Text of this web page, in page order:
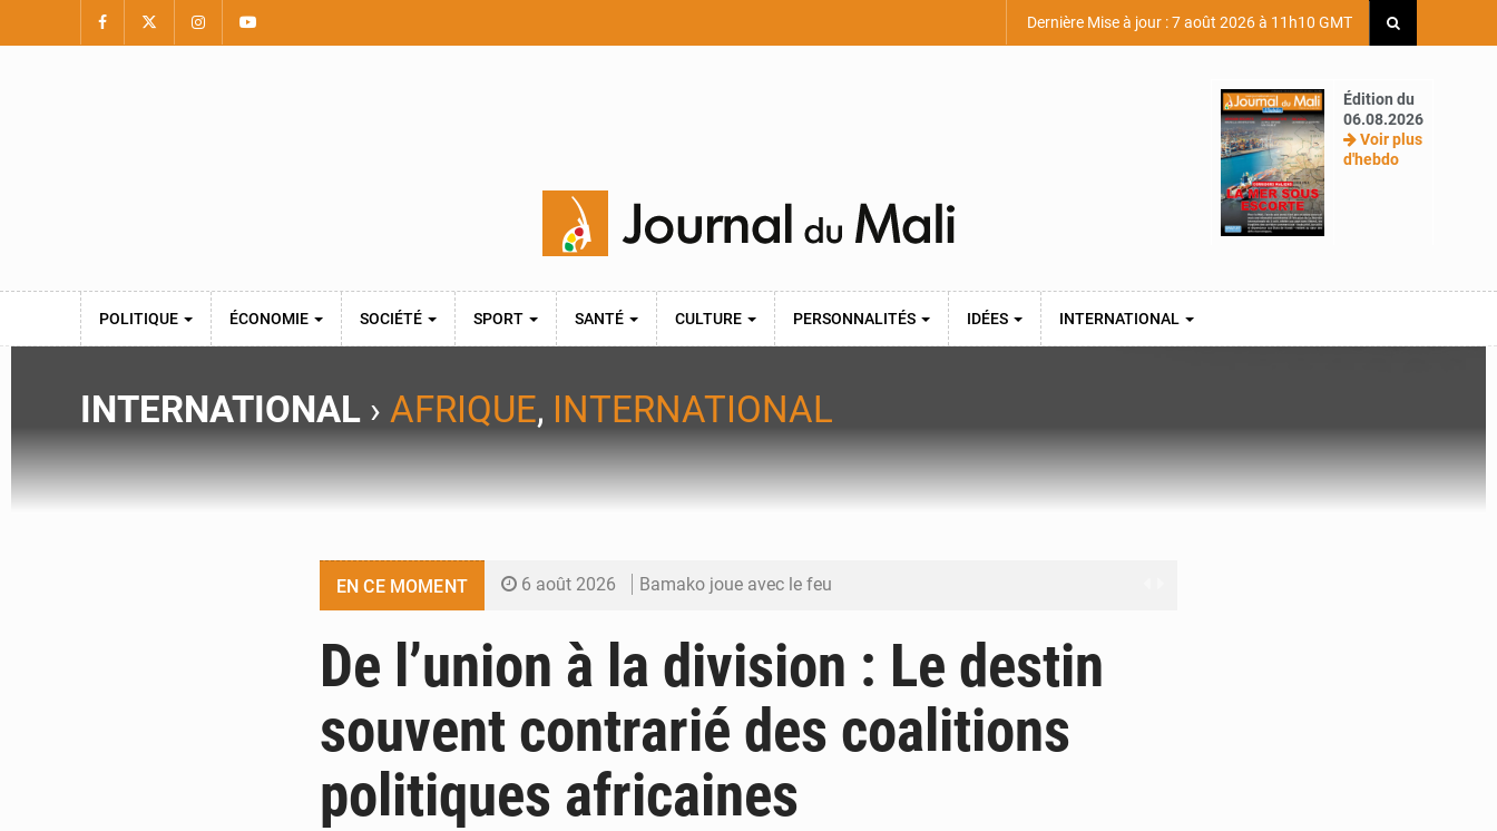
Dernière Mise à jour : 7 août 2026 à 11h10 GMT
Édition du
06.08.2026
Voir plus
d'hebdo
POLITIQUE ÉCONOMIE SOCIÉTÉ SPORT SANTÉ CULTURE PERSONNALITÉS IDÉES INTERNATIONAL
INTERNATIONAL › AFRIQUE, INTERNATIONAL
EN CE MOMENT 6 août 2026 Bamako joue avec le feu
6 août 2026 Dr Abdrahamane Tamboura, économiste
6 août 2026 Ports ouest-africains : la bataille du fret sahélien
6 août 2026 AfroBasket U18 : Le Mali défend sa double couronne à Abidjan
De l’union à la division : Le destin
souvent contrarié des coalitions
politiques africaines